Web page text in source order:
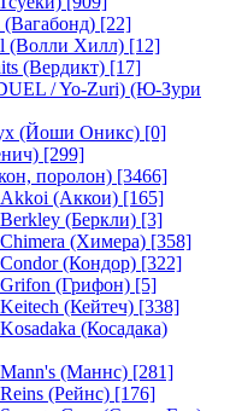
[22]
(Волли Хилл) [12]
(Вердикт) [17]
/ Yo-Zuri) (Ю-Зури
(Йоши Оникс) [0]
[299]
поролон) [3466]
(Аккои) [165]
(Беркли) [3]
(Химера) [358]
(Кондор) [322]
(Грифон) [5]
(Кейтеч) [338]
(Косадака)
(Маннс) [281]
(Рейнс) [176]